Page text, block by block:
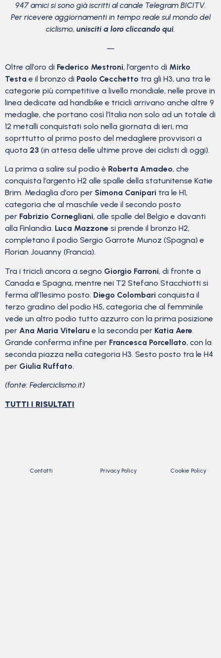
947 amici si sono già iscritti al canale Telegram BICITV.
Per ricevere aggiornamenti in tempo reale sul mondo del
ciclismo, unisciti a loro cliccando qui.
—
Oltre all’oro di Federico Mestroni, l’argento di Mirko
Testa e il bronzo di Paolo Cecchetto tra gli H3, una tra le
categorie più competitive a livello mondiale, nelle prove in
linea dedicate ad handbike e tricicli arrivano anche altre 9
medaglie, che portano così l’Italia non solo ad un totale di
12 metalli conquistati solo nella giornata di ieri, ma
soprttutto al primo posto del medagliere provvisori a
quota 23 (in attesa delle ultime prove dei ciclisti di oggi).
La prima a salire sul podio è Roberta Amadeo, che
conquista l’argento H2 alle spalle della statunitense Katie
Brim. Medaglia d’oro per Simona Canipari tra le H1,
categoria che al maschile vede il secondo posto
per Fabrizio Cornegliani, alle spalle del Belgio e davanti
alla Finlandia. Luca Mazzone si prende il bronzo H2,
completano il podio Sergio Garrote Munoz (Spagna) e
Florian Jouanny (Francia).
Tra i tricicli ancora a segno Giorgio Farroni, di fronte a
Canada e Spagna, mentre nei T2 Stefano Stacchiotti si
ferma all’11esimo posto. Diego Colombari conquista il
terzo gradino del podio H5, categoria che al femminile
vede un altro podio tutto azzurro con la prima posizione
per Ana Maria Vitelaru e la seconda per Katia Aere.
Grande conferma infine per Francesca Porcellato, con la
seconda piazza nella categoria H3. Sesto posto tra le H4
per Giulia Ruffato.
(fonte: Federciclismo.it)
TUTTI I RISULTATI
Contatti Privacy Policy Cookie Policy